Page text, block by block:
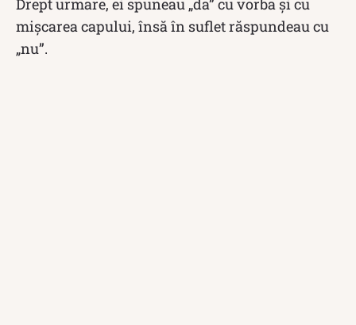
mișcarea capului, însă în suflet răspundeau cu
„nu”.